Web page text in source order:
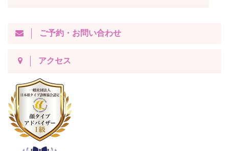
ご予約・お問い合わせ
アクセス